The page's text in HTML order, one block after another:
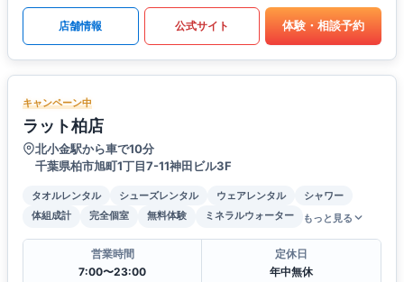
店舗情報 公式サイト 体験・相談予約
キャンペーン中
ラット柏店
北小金駅から車で10分
千葉県柏市旭町1丁目7-11神田ビル3F
タオルレンタル シューズレンタル ウェアレンタル
シャワー
体組成計
完全個室 無料体験 ミネラルウォーター もっと見る
営業時間
7:00〜23:00
定休日
年中無休